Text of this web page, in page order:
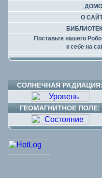
О
Поставьте нашего
к себе на
СОЛНЕЧНАЯ
ГЕОМАГНИТНОЕ ПОЛЕ: